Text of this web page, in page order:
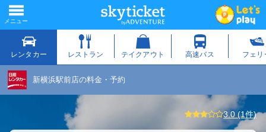
新横浜駅前店の料金・予約
3.0 (1件)